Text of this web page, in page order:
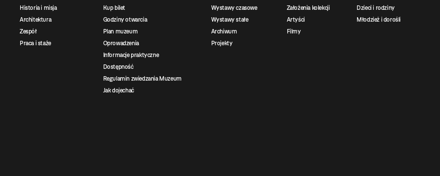
Historia i misja
Architektura
Zespół
Praca i staże
Kup bilet
Godziny otwarcia
Plan muzeum
Oprowadzenia
Informacje praktyczne
Dostępność
Regulamin zwiedzania Muzeum
Jak dojechać
Wystawy czasowe
Wystawy stałe
Archiwum
Projekty
Założenia kolekcji
Artyści
Filmy
Dzieci i rodziny
Młodzież i dorośli